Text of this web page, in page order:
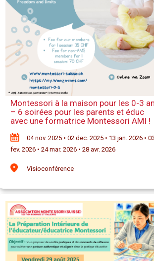
Montessori à la maison pour les 0-3
– 6 soirées pour les parents et éduc
avec une formatrice Montessori AMI !
04 nov. 2025 • 02 dec. 2025 • 13 jan. 2026 • 03
fev. 2026 • 24 mar. 2026 • 28 avr. 2026
Visioconférence